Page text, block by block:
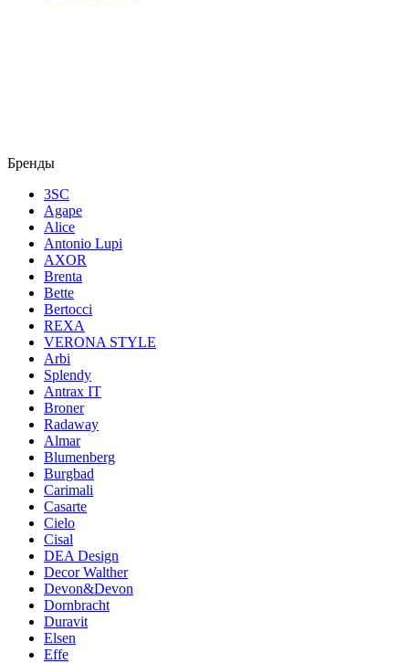
Бренды
3SC
Agape
Alice
Antonio Lupi
AXOR
Brenta
Bette
Bertocci
REXA
VERONA STYLE
Arbi
Splendy
Antrax IT
Broner
Radaway
Almar
Blumenberg
Burgbad
Carimali
Casarte
Cielo
Cisal
DEA Design
Decor Walther
Devon&Devon
Dornbracht
Duravit
Elsen
Effe